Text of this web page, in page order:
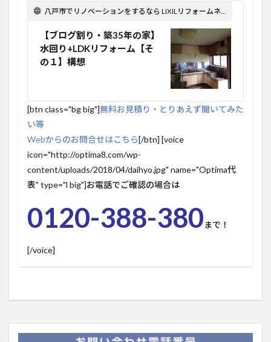
八戸市でリノベーションをするなら LIXILリフォームネット Optima Reform！
【ブログ割り・築35年の家】
水回り+LDKリフォーム【そ
の１】構想
[btn class="bg big"]無料お見積り・とりあえず聞いてみた
い等
Webからのお問合せはこちら [/btn] [voice
icon="http://optima8.com/wp-
content/uploads/2018/04/daihyo.jpg" name="Optima代
表" type="l big"]お電話でご確認の場合は
0120-388-380まで！
[/voice]